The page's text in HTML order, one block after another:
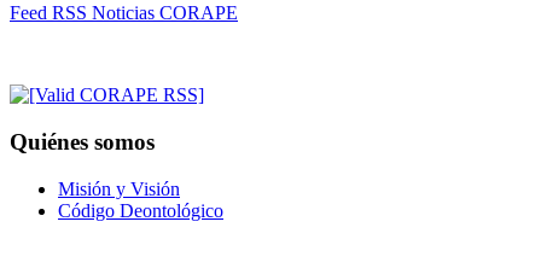
Feed RSS Noticias CORAPE
Quiénes somos
Misión y Visión
Código Deontológico